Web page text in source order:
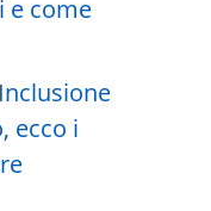
ecco i